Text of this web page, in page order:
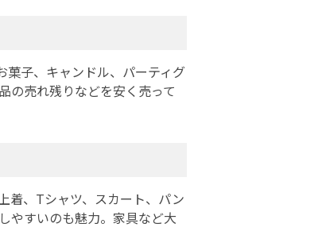
子、キャンドル、パーティグ
の売れ残りなどを安く売って
着、Tシャツ、スカート、パン
やすいのも魅力。家具など大